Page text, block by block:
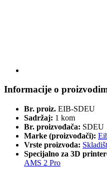
Informacije o
Br. proiz. EIB-SDEU
Sadržaj: 1 kom
Br. proizvođača: SDEU
Marke (proizvođači):
Vrste proizvoda:
Specijalno za 3D
AMS 2 Pro